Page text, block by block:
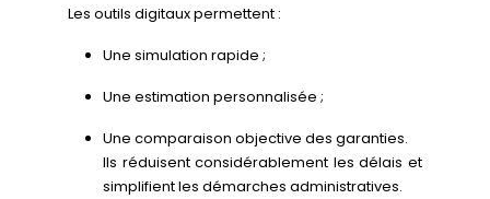
Les outils digitaux permettent :
Une simulation rapide ;
Une estimation personnalisée ;
Une comparaison objective des garanties.
Ils réduisent considérablement les délais et
simplifient les démarches administratives.